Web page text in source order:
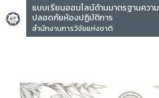
แบบเรียนออนไลน์ด้านมาตรฐานความ
ปลอดภัยห้องปฏิบัติการ
สำนักงานการวิจัยแห่งชาติ